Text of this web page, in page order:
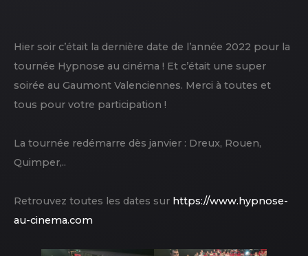
Hier soir c’était la dernière date de l’année 2022 pour la
tournée Hypnose au cinéma ! Et c’était une super
soirée au Gaumont Valenciennes. Merci à toutes et
tous pour votre participation !
La tournée redémarre dès janvier : Dreux, Rouen,
Quimper,..
Retrouvez toutes les dates sur https://www.hypnose-
au-cinema.com